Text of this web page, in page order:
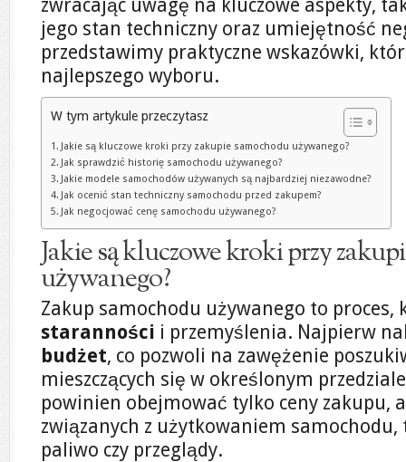
zwracając uwagę na kluczowe aspekty,
jego stan techniczny oraz umiejętność
przedstawimy praktyczne wskazówki,
najlepszego wyboru.
W tym artykule przeczytasz
Jakie są kluczowe kroki przy zakupie samochodu używanego?
Jak sprawdzić historię samochodu używanego?
Jakie modele samochodów używanych są najbardziej niezawodne?
Jak ocenić stan techniczny samochodu przed zakupem?
Jak negocjować cenę samochodu używanego?
Jakie są kluczowe kroki przy
używanego?
Zakup samochodu używanego to proces,
staranności i przemyślenia. Najpierw
budżet, co pozwoli na zawężenie
mieszczących się w określonym
powinien obejmować tylko ceny zakupu,
związanych z użytkowaniem samochodu,
paliwo czy przeglądy.